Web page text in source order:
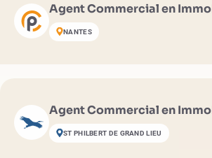
Agent Commercial en
NANTES
Agent Commercial en
ST PHILBERT DE GRAND LIEU